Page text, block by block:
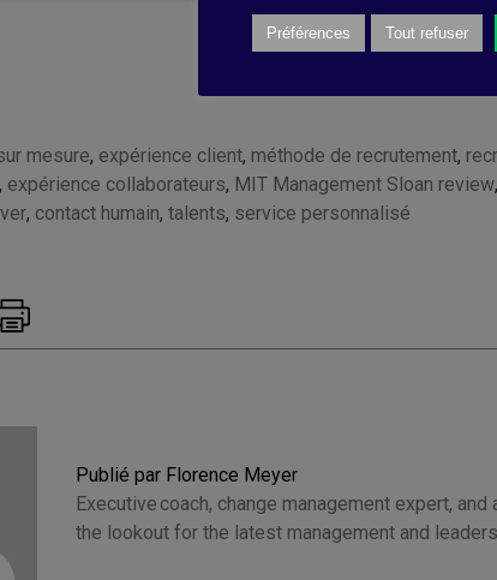
mesure, expérience client, méthode de recrutement,
, expérience collaborateurs, MIT Management Sloan review,
, contact humain, talents, service personnalisé
Publié par Florence Meyer
Executive coach, change management expert, and
the lookout for the latest management and
Préférences Tout refuser